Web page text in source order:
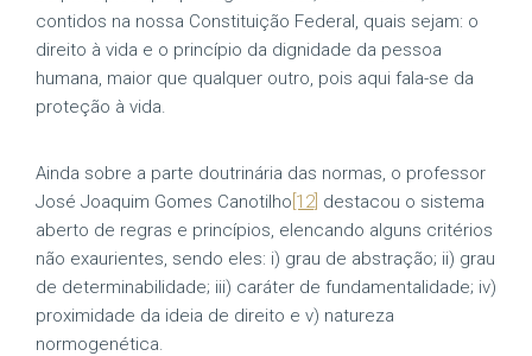
contidos na nossa Constituição Federal, quais sejam: o
direito à vida e o princípio da dignidade da pessoa
humana, maior que qualquer outro, pois aqui fala-se da
proteção à vida.
Ainda sobre a parte doutrinária das normas, o professor
José Joaquim Gomes Canotilho [12] destacou o sistema
aberto de regras e princípios, elencando alguns critérios
não exaurientes, sendo eles: i) grau de abstração; ii) grau
de determinabilidade; iii) caráter de fundamentalidade; iv)
proximidade da ideia de direito e v) natureza
normogenética.